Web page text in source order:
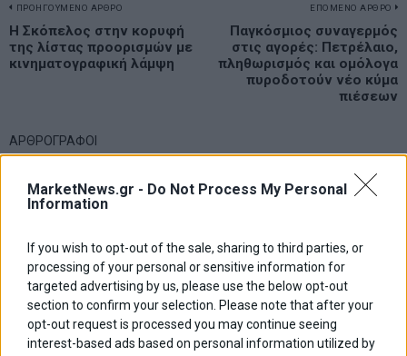
MarketNews.gr - Do Not Process My Personal
Information
If you wish to opt-out of the sale, sharing to third parties, or
processing of your personal or sensitive information for
targeted advertising by us, please use the below opt-out
section to confirm your selection. Please note that after your
opt-out request is processed you may continue seeing
interest-based ads based on personal information utilized by
Πλοήγηση
άρθρων
ΠΡΟΗΓΟΥΜΕΝΟ ΑΡΘΡΟ
Previous
post:
Η Σκόπελος στην κορυφή
της λίστας προορισμών με
κινηματογραφική λάμψη
ΕΠΟΜΕΝΟ ΑΡΘΡΟ
Παγκόσμιος συναγερμός
στις αγορές: Πετρέλαιο,
πληθωρισμός και ομόλογα
πυροδοτούν νέο κύμα
πιέσεων
ΑΡΘΡΟΓΡΑΦΟΙ
Οι «τιμωροί» των ομολόγων επέστρεψαν
Εύη Φραγκάκη
Η αληθινή παιδεία ξεκινά από την ψυχή…
Σταματίνα Σταματάκου
Η βία κατά των ζώων δεν αντέχει βολικές ερμηνείες